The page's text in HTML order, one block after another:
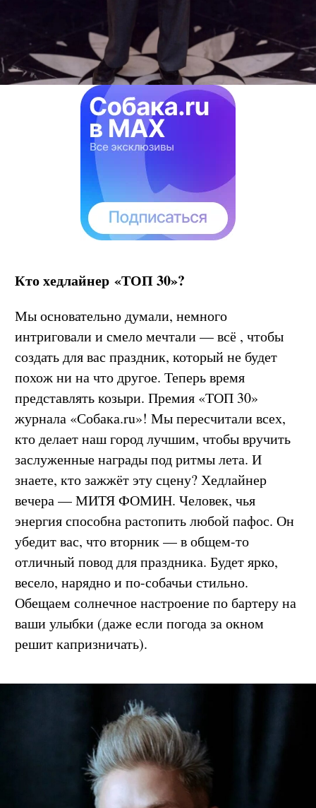
Кто хедлайнер «ТОП 30»?
Мы основательно думали, немного
интриговали и смело мечтали — всё , чтобы
создать для вас праздник, который не будет
похож ни на что другое. Теперь время
представлять козыри. Премия «ТОП 30»
журнала «Собака.ru»! Мы пересчитали всех,
кто делает наш город лучшим, чтобы вручить
заслуженные награды под ритмы лета. И
знаете, кто зажжёт эту сцену? Хедлайнер
вечера — МИТЯ ФОМИН. Человек, чья
энергия способна растопить любой пафос. Он
убедит вас, что вторник — в общем-то
отличный повод для праздника. Будет ярко,
весело, нарядно и по-собачьи стильно.
Обещаем солнечное настроение по бартеру на
ваши улыбки (даже если погода за окном